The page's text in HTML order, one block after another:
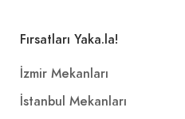
Fırsatları Yaka.la!
İzmir Mekanları
İstanbul Mekanları